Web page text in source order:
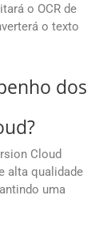
o OCR de
o texto
dos
Cloud
alta qualidade
uma